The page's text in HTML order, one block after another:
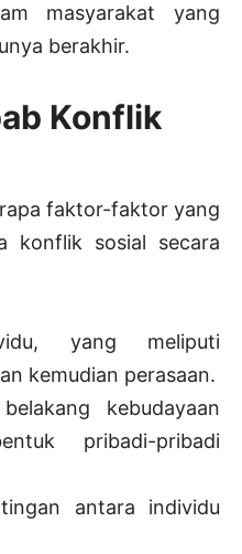
masyarakat yang
berakhir.
Konflik
faktor-faktor yang
konflik sosial secara
yang meliputi
kemudian perasaan.
kebudayaan
pribadi-pribadi
antara individu